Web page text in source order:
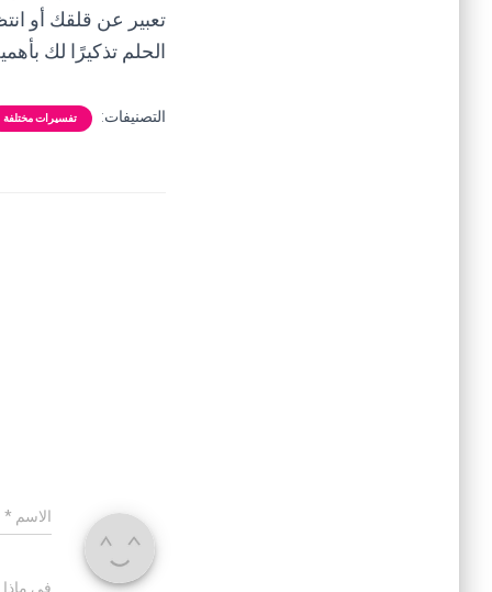
تعبير عن قلقك أو
الحلم تذكيرًا لك
التصنيفات: تفسيرات مختلفة
الاسم *
في